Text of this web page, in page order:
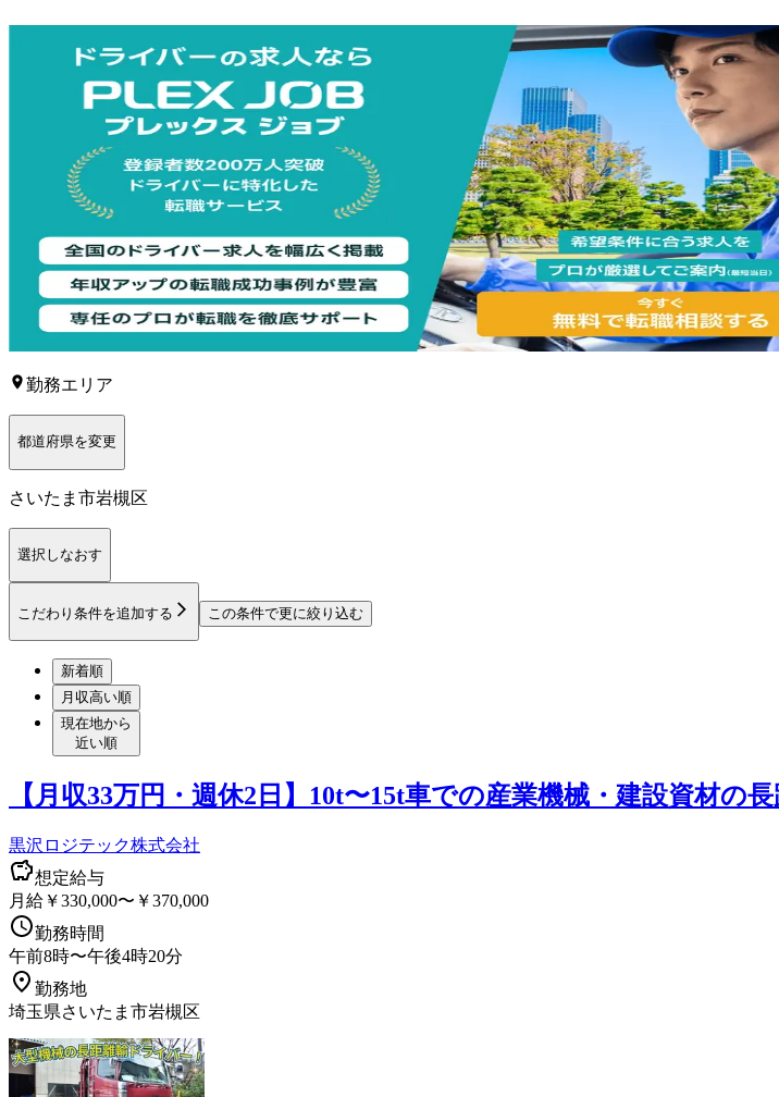
勤務エリア
都道府県を変更
さいたま市岩槻区
選択しなおす
こだわり条件を追加する この条件で更に絞り込む
新着順
月収高い順
現在地から
近い順
【月収33万円・週休2日】10t〜15t車での産業機械・建設資材
黒沢ロジテック株式会社
想定給与
月給￥330,000〜￥370,000
勤務時間
午前8時〜午後4時20分
勤務地
埼玉県さいたま市岩槻区